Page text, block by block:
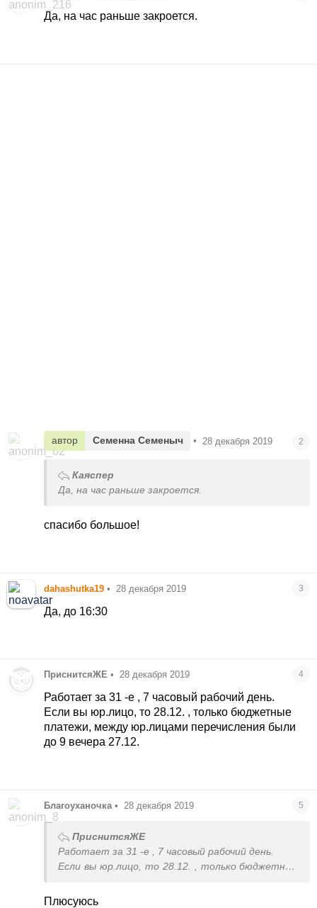
Да, на час раньше закроется.
автор Семенна Семеныч • 28 декабря 2019 2
Каяспер
Да, на час раньше закроется.
спасибо большое!
dahashutka19 • 28 декабря 2019 3
Да, до 16:30
ПриснитсяЖЕ • 28 декабря 2019 4
Работает за 31 -е , 7 часовый рабочий день.
Если вы юр.лицо, то 28.12. , только бюджетные
платежи, между юр.лицами перечисления были
до 9 вечера 27.12.
Благоуханочка • 28 декабря 2019 5
ПриснитсяЖЕ
Работает за 31 -е , 7 часовый рабочий день.
Если вы юр.лицо, то 28.12. , только бюджетные
Плюсуюсь